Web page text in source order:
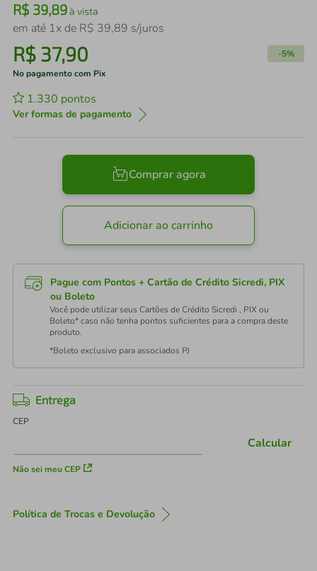
R$ 39,89à vista
em até 1x de R$ 39,89 s/juros
R$ 37,90 -5%
No pagamento com Pix
1.330 pontos
Ver formas de pagamento
Comprar agora
Adicionar ao carrinho
Pague com Pontos + Cartão de Crédito Sicredi, PIX
ou Boleto
Você pode utilizar seus Cartões de Crédito Sicredi , PIX ou
Boleto* caso não tenha pontos suficientes para a compra deste
produto.
*Boleto exclusivo para associados PJ
Entrega
CEP
Não sei meu CEP
Calcular
Política de Trocas e Devolução